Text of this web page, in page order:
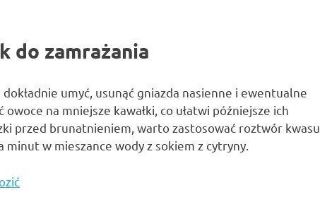
do zamrażania
umyć, usunąć gniazda nasienne i ewentualne
na mniejsze kawałki, co ułatwi późniejsze ich
przed brunatnieniem, warto zastosować roztwór kwasu
w mieszance wody z sokiem z cytryny.